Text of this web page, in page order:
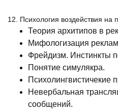
12. Психология воздействия на
Теория архитипов в
Мифологизация
Фрейдизм. Инстинкты
Понятие симулякра.
Психолингвистичекие
Невербальная
сообщений.